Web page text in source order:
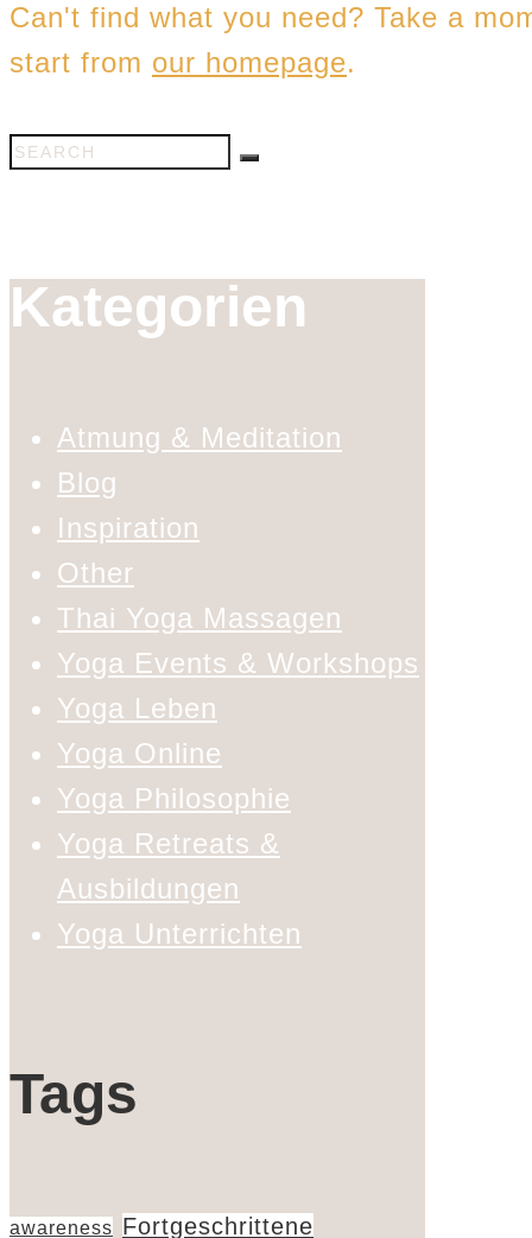
Can't find what you need? Take a
start from our homepage.
Kategorien
Atmung & Meditation
Blog
Inspiration
Other
Thai Yoga Massagen
Yoga Events & Workshops
Yoga Leben
Yoga Online
Yoga Philosophie
Yoga Retreats &
Ausbildungen
Yoga Unterrichten
Tags
awareness Fortgeschrittene